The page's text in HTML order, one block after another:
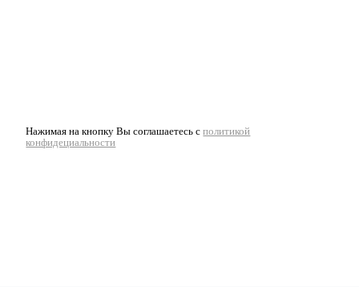
Нажимая на кнопку Вы соглашаетесь сполитикой
конфидециальности